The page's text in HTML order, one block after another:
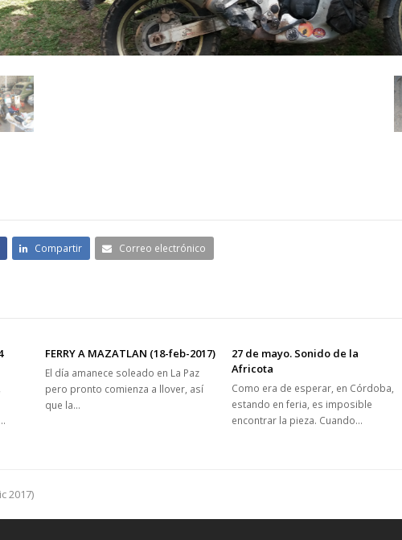
20171207_090537
El día amanece soleado en La Paz
pero pronto comienza a llover, así
que la…
Africota
Como era de esperar, en Córdoba,
estando en feria, es imposible
encontrar la pieza. Cuando…